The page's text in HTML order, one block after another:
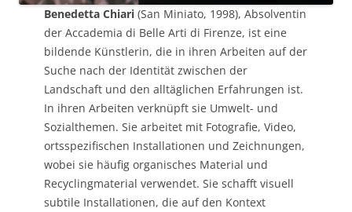
Benedetta Chiari (San Miniato, 1998), Absolventin
der Accademia di Belle Arti di Firenze, ist eine
bildende Künstlerin, die in ihren Arbeiten auf der
Suche nach der Identität zwischen der
Landschaft und den alltäglichen Erfahrungen ist.
In ihren Arbeiten verknüpft sie Umwelt- und
Sozialthemen. Sie arbeitet mit Fotografie, Video,
ortsspezifischen Installationen und Zeichnungen,
wobei sie häufig organisches Material und
Recyclingmaterial verwendet. Sie schafft visuell
subtile Installationen, die auf den Kontext